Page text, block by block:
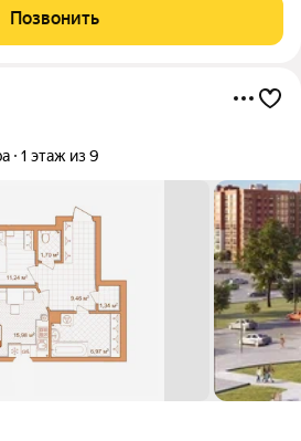
Уютная кухня (5,5 м) станет местом
Позвонить
1 этаж из 9